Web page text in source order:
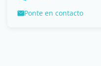
Ponte en contacto